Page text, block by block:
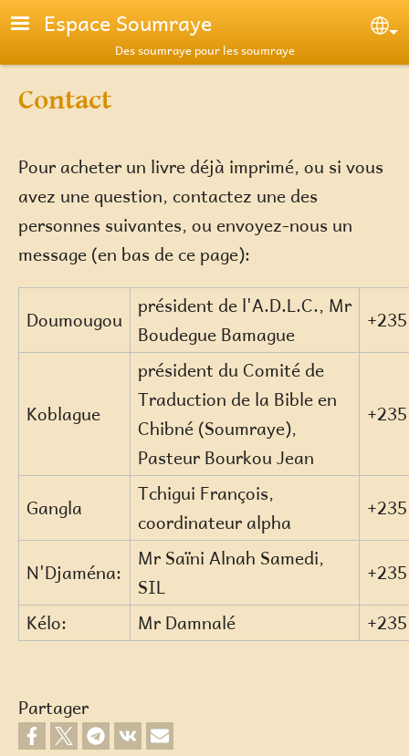
Aller au contenu principal
Espace Soumraye
Des soumraye pour les soumraye
Contact
Pour acheter un livre déjà imprimé, ou si vous
avez une question, contactez une des
personnes suivantes, ou envoyez-nous un
message (en bas de ce page):
Doumougou
président de l'A.D.L.C., Mr
Boudegue Bamague
Koblague
président du Comité de
Traduction de la Bible en
Chibné (Soumraye),
Pasteur Bourkou Jean
Gangla
Tchigui François,
coordinateur alpha
N'Djaména:
Mr Saïni Alnah Samedi,
SIL
Kélo: Mr Damnalé
Partager